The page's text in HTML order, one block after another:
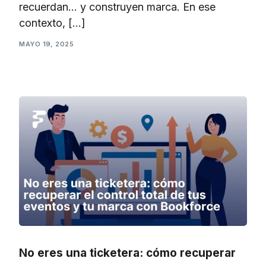
recuerdan… y construyen marca. En ese
contexto, […]
MAYO 19, 2025
No eres una ticketera: cómo recuperar